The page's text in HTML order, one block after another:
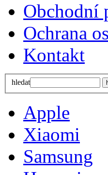
Obchodní
Ochrana
Kontakt
hledat
Apple
Xiaomi
Samsung